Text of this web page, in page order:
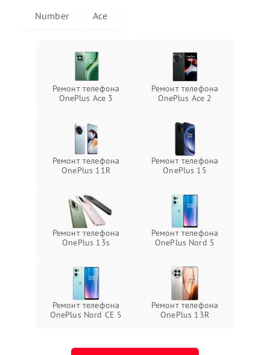
Number Ace
Ремонт телефона
OnePlus Ace 3
Ремонт телефона
OnePlus Ace 2
Ремонт телефона
OnePlus 11R
Ремонт телефона
OnePlus 15
Ремонт телефона
OnePlus 13s
Ремонт телефона
OnePlus Nord 5
Ремонт телефона
OnePlus Nord CE 5
Ремонт телефона
OnePlus 13R